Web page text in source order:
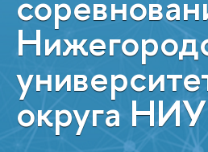
округа